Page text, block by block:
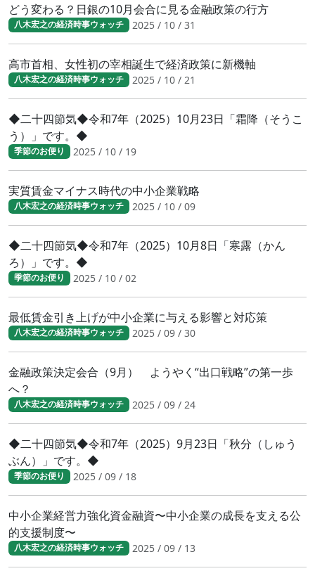
どう変わる？日銀の10月会合に見る金融政策の行方
八木宏之の経済時事ウォッチ 2025 / 10 / 31
高市首相、女性初の宰相誕生で経済政策に新機軸
八木宏之の経済時事ウォッチ 2025 / 10 / 21
◆二十四節気◆令和7年（2025）10月23日「霜降（そうこ
う）」です。◆
季節のお便り 2025 / 10 / 19
実質賃金マイナス時代の中小企業戦略
八木宏之の経済時事ウォッチ 2025 / 10 / 09
◆二十四節気◆令和7年（2025）10月8日「寒露（かん
ろ）」です。◆
季節のお便り 2025 / 10 / 02
最低賃金引き上げが中小企業に与える影響と対応策
八木宏之の経済時事ウォッチ 2025 / 09 / 30
金融政策決定会合（9月） ようやく“出口戦略”の第一歩
へ？
八木宏之の経済時事ウォッチ 2025 / 09 / 24
◆二十四節気◆令和7年（2025）9月23日「秋分（しゅう
ぶん）」です。◆
季節のお便り 2025 / 09 / 18
中小企業経営力強化資金融資〜中小企業の成長を支える公
的支援制度〜
八木宏之の経済時事ウォッチ 2025 / 09 / 13